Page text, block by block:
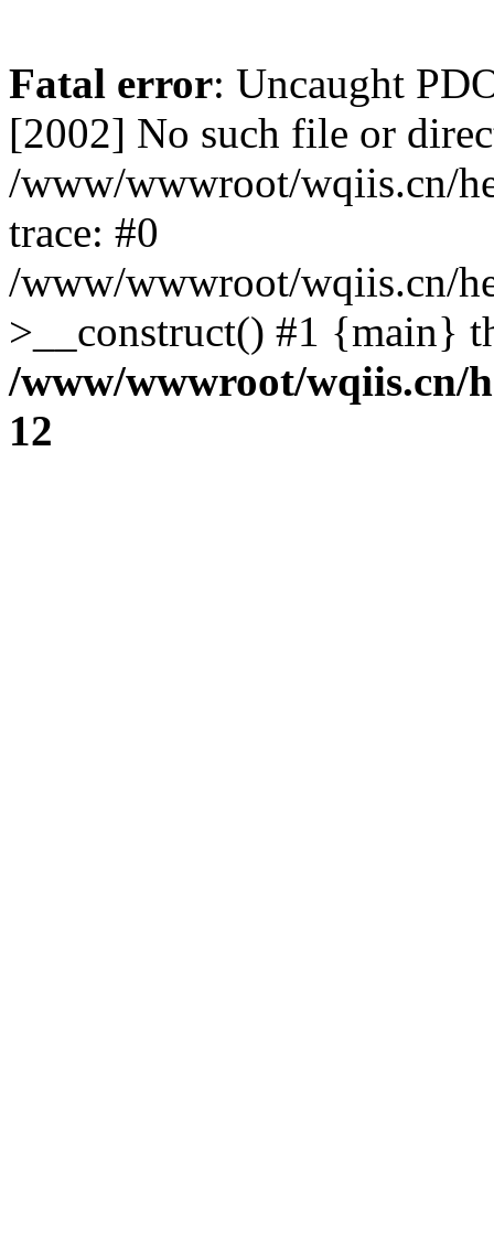
Fatal error: Uncaught
[2002] No such file or
/www/wwwroot/wqiis.cn/
trace: #0
/www/wwwroot/wqiis.cn/
>__construct() #1 {main}
/www/wwwroot/wqiis.cn/
12